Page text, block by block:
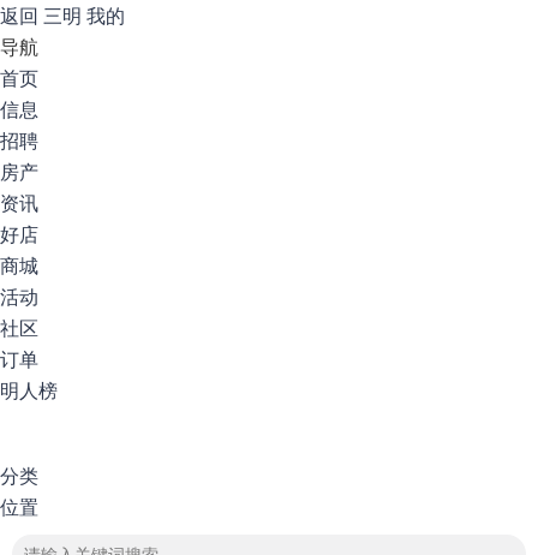
返回 三明 我的
导航
首页
信息
招聘
房产
资讯
好店
商城
活动
社区
订单
明人榜
分类
位置